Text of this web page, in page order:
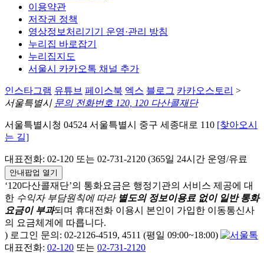
이용약관
저작권 정책
영상정보처리기기 운영·관리 방침
누리집 바로잡기
누리집지도
서울시 카카오톡 채널 추가
인스타그램 유튜브 페이스북 엑스 블로그 카카오스토리 >
서울특별시 문의 전화번호 120, 120 다산콜재단
서울특별시청 04524 서울특별시 중구 세종대로 110 [찾아오시
는 길]
대표전화: 02-120 또는 02-731-2120 (365일 24시간 운영/유료
안내팝업 열기
‘120다산콜재단’의 통화요금은 행정기관의 서비스 제공에 대
한 수익자 부담원칙에 따라 별도의 정보이용료 없이 일반 통화
요금이 부과되며 휴대전화 이용시 본인이 가입한 이동통신사
의 요금체계에 따릅니다.
) 로그인 문의: 02-2126-4519, 4511 (평일 09:00~18:00)
대표전화: 02-120 또는 02-731-2120